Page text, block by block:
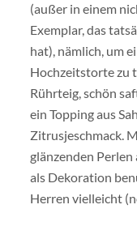
(außer in einem
Exemplar, das
hat), nämlich, um
Hochzeitstorte zu
Rührteig, schön
ein Topping aus
Zitrusjeschmack.
glänzenden
als Dekoration
Herren vielleicht